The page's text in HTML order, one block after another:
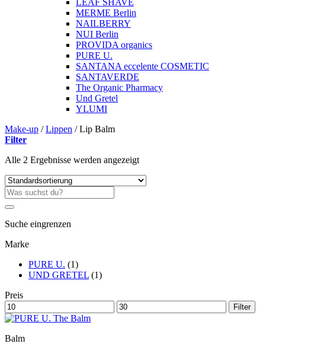
LEAF SHAVE
MERME Berlin
NAILBERRY
NUI Berlin
PROVIDA organics
PURE U.
SANTANA eccelente COSMETIC
SANTAVERDE
The Organic Pharmacy
Und Gretel
YLUMI
Make-up / Lippen /Lip Balm
Filter
Alle 2 Ergebnisse werden angezeigt
Suche
nach:
Suche eingrenzen
Marke
PURE U. (1)
UND GRETEL (1)
Preis
Min.
Preis
Max.
Preis
Filter
Balm